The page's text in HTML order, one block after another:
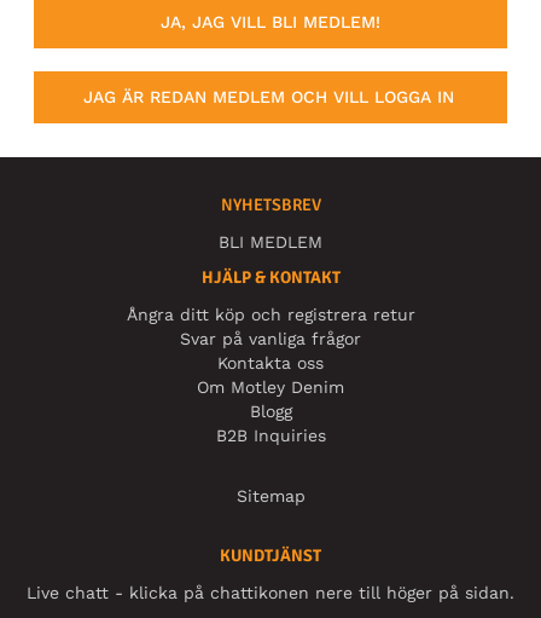
JA, JAG VILL BLI MEDLEM!
JAG ÄR REDAN MEDLEM OCH VILL LOGGA IN
NYHETSBREV
BLI MEDLEM
HJÄLP & KONTAKT
Ångra ditt köp och registrera retur
Svar på vanliga frågor
Kontakta oss
Om Motley Denim
Blogg
B2B Inquiries
Sitemap
KUNDTJÄNST
Live chatt - klicka på chattikonen nere till höger på sidan.